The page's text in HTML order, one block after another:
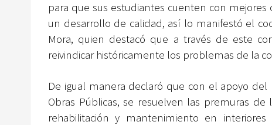
para que sus estudiantes cuenten con
un desarrollo de calidad, así lo manifestó el
Mora, quien destacó que a través de este
reivindicar históricamente los problemas de la
De igual manera declaró que con el apoyo
Obras Públicas, se resuelven las premuras
rehabilitación y mantenimiento en